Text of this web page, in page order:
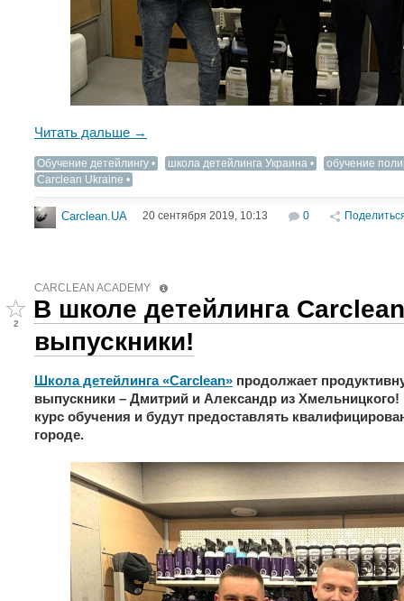
Читать дальше →
Обучение детейлингу школа детейлинга Украина
обучение
Carclean Ukraine
Carclean.UA 20 сентября 2019, 10:13 0
CARCLEAN ACADEMY
2
В школе детейлинга
выпускники!
Школа детейлинга «Carclean» продолжает
выпускники – Дмитрий и Александр из
курс обучения и будут предоставлять
городе.